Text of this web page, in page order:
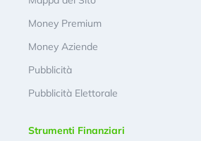
Money Premium
Money Aziende
Pubblicità
Pubblicità Elettorale
Strumenti Finanziari